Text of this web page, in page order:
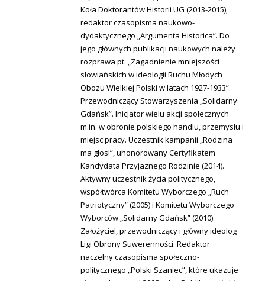
Koła Doktorantów Historii UG (2013-2015),
redaktor czasopisma naukowo-
dydaktycznego „Argumenta Historica”. Do
jego głównych publikacji naukowych należy
rozprawa pt. „Zagadnienie mniejszości
słowiańskich w ideologii Ruchu Młodych
Obozu Wielkiej Polski w latach 1927-1933”.
Przewodniczący Stowarzyszenia „Solidarny
Gdańsk”. Inicjator wielu akcji społecznych
m.in. w obronie polskiego handlu, przemysłu i
miejsc pracy. Uczestnik kampanii „Rodzina
ma głos!”, uhonorowany Certyfikatem
Kandydata Przyjaznego Rodzinie (2014).
Aktywny uczestnik życia politycznego,
współtwórca Komitetu Wyborczego „Ruch
Patriotyczny” (2005) i Komitetu Wyborczego
Wyborców „Solidarny Gdańsk” (2010).
Założyciel, przewodniczący i główny ideolog
Ligi Obrony Suwerenności. Redaktor
naczelny czasopisma społeczno-
politycznego „Polski Szaniec”, które ukazuje